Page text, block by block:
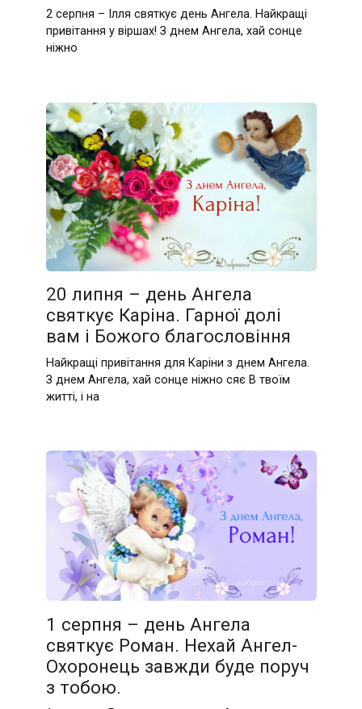
2 серпня – Ілля святкує день Ангела. Найкращі
привітання у віршах! З днем Ангела, хай сонце
ніжно
20 липня – день Ангела
святкує Каріна. Гарної долі
вам і Божого благословіння
Найкращі привітання для Каріни з днем Ангела.
З днем Ангела, хай сонце ніжно сяє В твоїм
житті, і на
1 серпня – день Ангела
святкує Роман. Нехай Ангел-
Охоронець завжди буде поруч
з тобою.